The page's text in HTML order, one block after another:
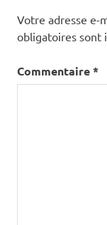
Votre adresse e-
obligatoires sont
Commentaire*